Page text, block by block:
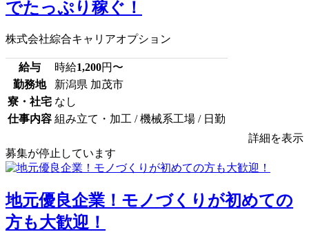
でたっぷり稼ぐ！
株式会社綜合キャリアオプション
給与 時給1,200円〜
勤務地
新潟県 加茂市
寮・社宅 なし
仕事内容 組み立て・加工 / 機械系工場 / 日勤
詳細を表示
募集が停止しています
地元優良企業！モノづくりが初めての
方も大歓迎！